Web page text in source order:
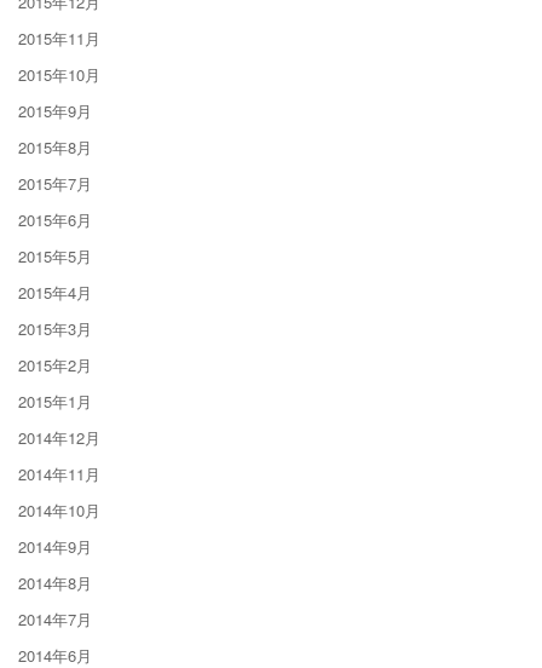
2015年11月
2015年10月
2015年9月
2015年8月
2015年7月
2015年6月
2015年5月
2015年4月
2015年3月
2015年2月
2015年1月
2014年12月
2014年11月
2014年10月
2014年9月
2014年8月
2014年7月
2014年6月